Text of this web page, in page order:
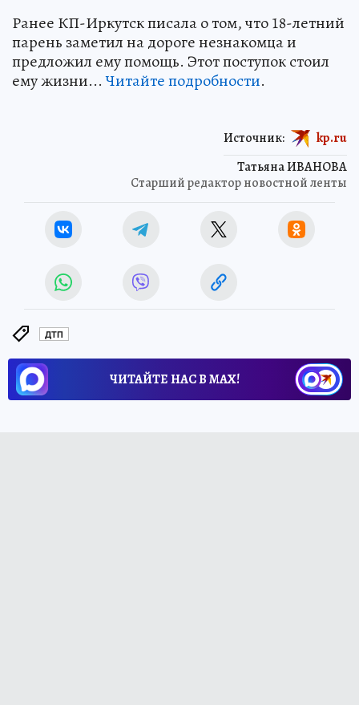
Ранее КП-Иркутск писала о том, что 18-летний
парень заметил на дороге незнакомца и
предложил ему помощь. Этот поступок стоил
ему жизни...Читайте подробности.
Татьяна ИВАНОВА
Старший редактор новостной ленты
Источник: kp.ru
ДТП
ЧИТАЙТЕ НАС В МАХ!